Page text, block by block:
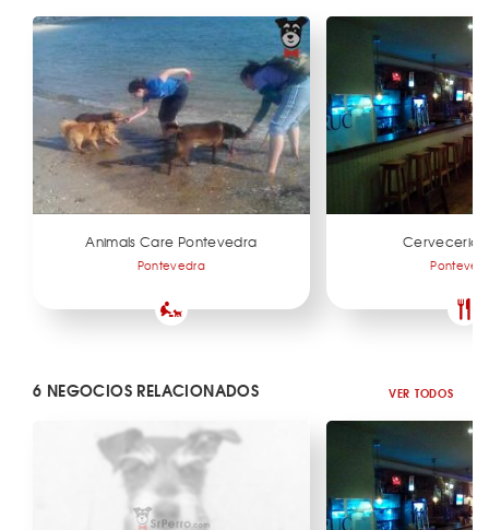
Animals Care Pontevedra
Pontevedra
Cerveceria
6 NEGOCIOS RELACIONADOS VER TODOS